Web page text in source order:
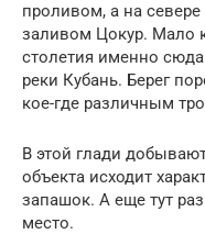
проливом, а на севере
заливом Цокур. Мало
столетия именно
реки Кубань. Берег
кое-где различным
В этой глади
объекта исходит
запашок. А еще тут
место.